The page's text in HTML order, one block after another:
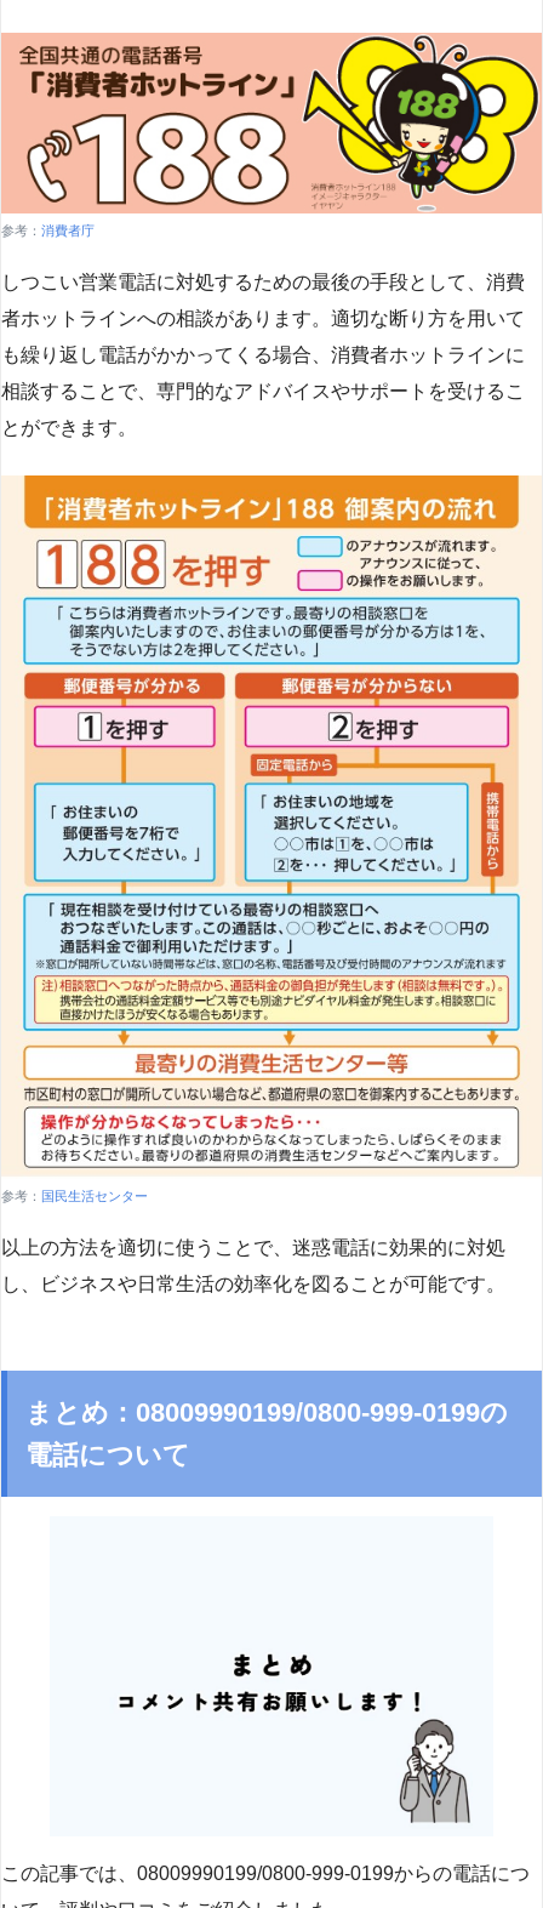
参考： 消費者庁
しつこい営業電話に対処するための最後の手段として、消費
者ホットラインへの相談があります。適切な断り方を用いて
も繰り返し電話がかかってくる場合、消費者ホットラインに
相談することで、専門的なアドバイスやサポートを受けるこ
とができます​​。
参考： 国民生活センター
以上の方法を適切に使うことで、迷惑電話に効果的に対処
し、ビジネスや日常生活の効率化を図ることが可能です。
まとめ：08009990199/0800-999-0199の
電話について
この記事では、08009990199/0800-999-0199からの電話につ